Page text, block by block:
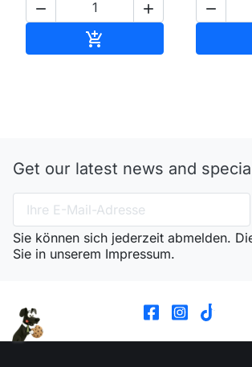
 


Get our latest news and
Sie können sich jederzeit abmelden.
Sie in unserem Impressum.